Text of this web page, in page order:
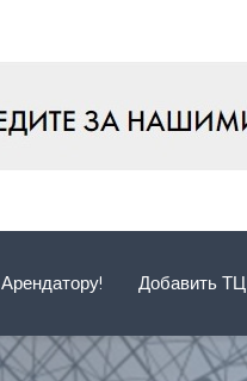
Арендатору! Добавить ТЦ